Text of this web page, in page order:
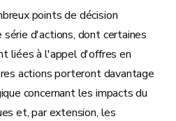
points de décision
d'actions, dont certaines
liées à l'appel d'offres en
actions porteront davantage
concernant les impacts du
et, par extension, les